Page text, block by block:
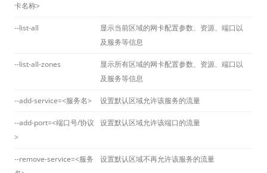
卡名称>
--list-all
显示当前区域的网卡配置参数、资源、端口以
及服务等信息
--list-all-zones
显示所有区域的网卡配置参数、资源、端口以
及服务等信息
--add-service=<服务名> 设置默认区域允许该服务的流量
--add-port=<端口号/协议
>
设置默认区域允许该端口的流量
--remove-service=<服务
设置默认区域不再允许该服务的流量